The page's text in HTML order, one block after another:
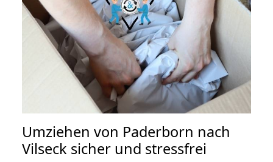
Umziehen von Paderborn nach
Vilseck sicher und stressfrei